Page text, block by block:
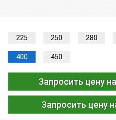
225 250 280
400 450
Запросить цену
Запросить цену